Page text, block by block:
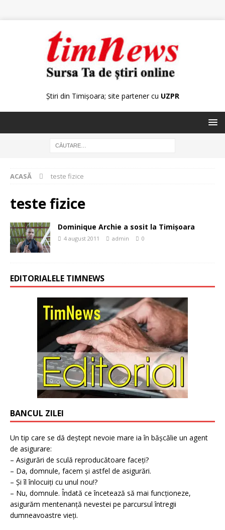
Știri din Timișoara; site partener cu UZPR
ACASĂ teste fizice
teste fizice
Dominique Archie a sosit la Timişoara
4 august 2011 admin 0
EDITORIALELE TIMNEWS
BANCUL ZILEI
Un tip care se dă deștept nevoie mare ia în bășcălie un agent
de asigurare:
– Asigurări de sculă reproducătoare faceți?
– Da, domnule, facem și astfel de asigurări.
– Și îl înlocuiți cu unul nou!?
– Nu, domnule. Îndată ce încetează să mai funcționeze,
asigurăm mentenanță nevestei pe parcursul întregii
dumneavoastre vieți.